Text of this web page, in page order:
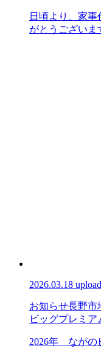
日頃より、家
がとうございま
2026.03.18 upload
お知らせ長野市
ビッグプレミア
2026年 ながの